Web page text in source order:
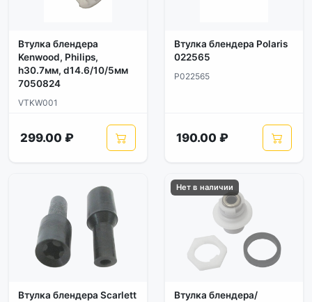
Втулка блендера
Kenwood, Philips,
h30.7мм, d14.6/10/5мм
7050824
VTKW001
299.00 ₽
Втулка блендера Polaris
022565
P022565
190.00 ₽
Втулка блендера Scarlett
Нет в наличии
Втулка блендера/